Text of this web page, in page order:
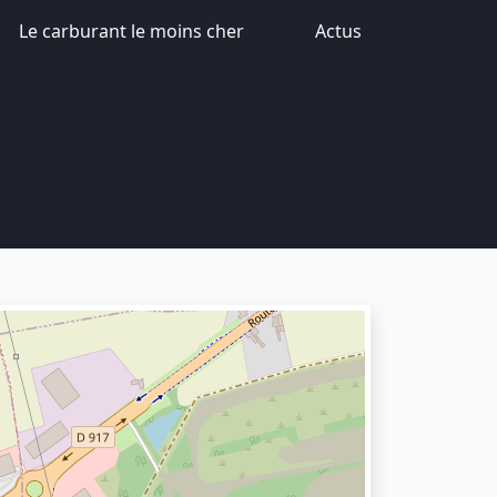
Le carburant le moins cher Actus